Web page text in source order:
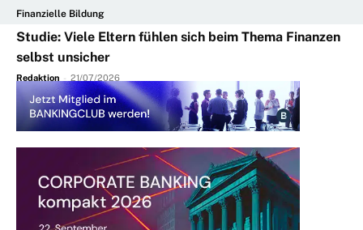
Finanzielle Bildung
Studie: Viele Eltern fühlen sich beim Thema Finanzen
selbst unsicher
Redaktion - 21/07/2026